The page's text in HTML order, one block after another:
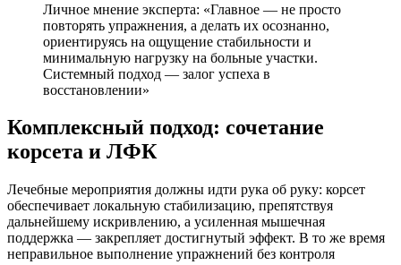
Личное мнение эксперта: «Главное — не просто
повторять упражнения, а делать их осознанно,
ориентируясь на ощущение стабильности и
минимальную нагрузку на больные участки.
Системный подход — залог успеха в
восстановлении»
Комплексный подход: сочетание
корсета и ЛФК
Лечебные мероприятия должны идти рука об руку: корсет
обеспечивает локальную стабилизацию, препятствуя
дальнейшему искривлению, а усиленная мышечная
поддержка — закрепляет достигнутый эффект. В то же время
неправильное выполнение упражнений без контроля